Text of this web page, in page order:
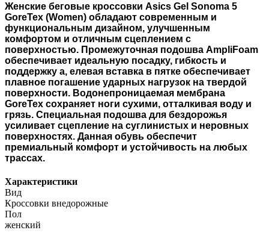
Женские беговые кроссовки Asics Gel Sonoma 5
GoreTex (Women) обладают современным и
функциональным дизайном, улучшенным
комфортом и отличным сцеплением с
поверхностью. Промежуточная подошва AmpliFoam
обеспечивает идеальную посадку, гибкость и
поддержку а, елевая вставка в пятке обеспечивает
плавное погашение ударных нагрузок на твердой
поверхности. Водонепроницаемая мембрана
GoreTex сохраняет ноги сухими, отталкивая воду и
грязь. Специальная подошва для бездорожья
усиливает сцепление на суглинистых и неровных
поверхностях. Данная обувь обеспечит
премиальный комфорт и устойчивость на любых
трассах.
Характеристики
Вид
Кроссовки внедорожные
Пол
женский